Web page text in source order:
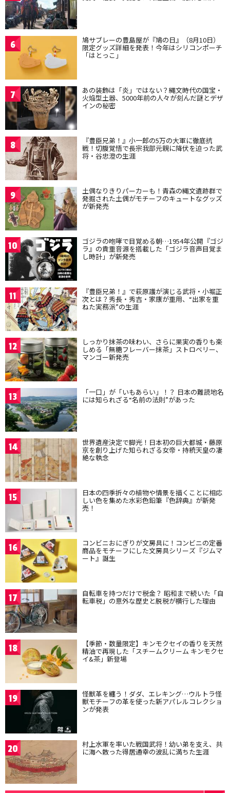
6 鳩サブレーの豊島屋が『鳩の日』（8月10日）
限定グッズ詳細を発表！今年はシリコンポーチ
「はとっこ」
7 あの装飾は「炎」ではない？縄文時代の国宝・
火焔型土器、5000年前の人々が刻んだ謎とデザ
インの秘密
8 『豊臣兄弟！』小一郎の5万の大軍に徹底抗
戦！切腹覚悟で長宗我部元親に降伏を迫った武
将・谷忠澄の生涯
9 土偶なりきりパーカーも！青森の縄文遺跡群で
発掘された土偶がモチーフのキュートなグッズ
が新発売
10 ゴジラの咆哮で目覚める朝…1954年公開『ゴジ
ラ』の貴重音源を搭載した「ゴジラ音声目覚ま
し時計」が新発売
11 『豊臣兄弟！』で萩原護が演じる武将・小堀正
次とは？秀長・秀吉・家康が重用、“出家を重
ねた実務派”の生涯
12 しっかり抹茶の味わい、さらに果実の香りも楽
しめる「無糖フレーバー抹茶」ストロベリー、
マンゴー新発売
13 「一口」が「いもあらい」！？ 日本の難読地名
には知られざる“名前の法則”があった
14 世界遺産決定で脚光！日本初の巨大都城・藤原
京を創り上げた知られざる女帝・持統天皇の凄
絶な執念
15 日本の四季折々の植物や情景を描くことに相応
しい色を集めた水彩色鉛筆『色辞典』が新発
売！
16 コンビニおにぎりが文房具に！コンビニの定番
商品をモチーフにした文房具シリーズ『ジムマ
ート』誕生
17 自転車を持つだけで税金？ 昭和まで続いた「自
転車税」の意外な歴史と脱税が横行した理由
18 【季節・数量限定】キンモクセイの香りを天然
精油で再現した「スチームクリーム キンモクセ
イ&茶」新登場
19 怪獣革を纏う！ダダ、エレキング…ウルトラ怪
獣モチーフの革を使った新アパレルコレクショ
ンが発表
20 村上水軍を率いた戦国武将！幼い弟を支え、共
に海へ散った得居通幸の波乱に満ちた生涯